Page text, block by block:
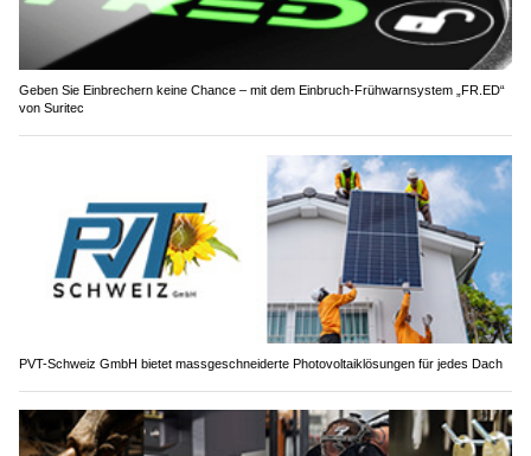
Geben Sie Einbrechern keine Chance – mit dem Einbruch-Frühwarnsystem „FR.ED“
von Suritec
PVT-Schweiz GmbH bietet massgeschneiderte Photovoltaiklösungen für jedes Dach